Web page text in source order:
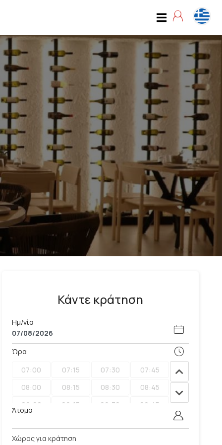
Κάντε κράτηση
Ημ/νία
Ώρα
07:00
07:15 07:30
07:45
08:00
08:15 08:30
08:45
09:00
09:15 09:30
09:45
11:00
11:15
Άτομα
Χώρος για κράτηση